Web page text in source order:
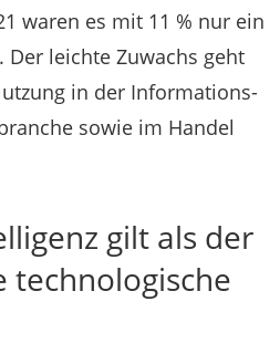
waren es mit 11 % nur ein
leichte Zuwachs geht
in der Informations-
sowie im Handel
gilt als der
technologische